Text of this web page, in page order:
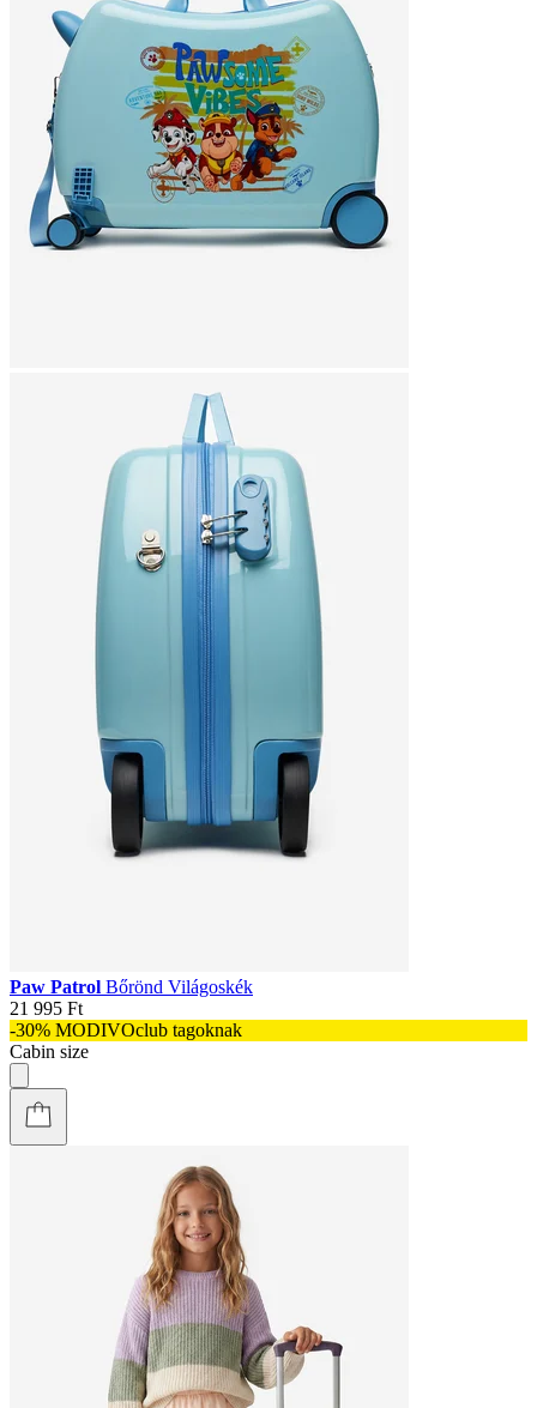
Paw Patrol Bőrönd Világoskék
21 995 Ft
-30% MODIVOclub tagoknak
Cabin size